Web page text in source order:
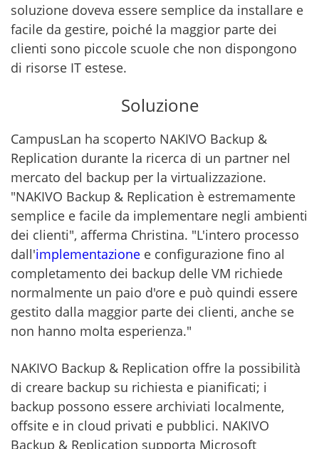
soluzione doveva essere semplice da installare e
facile da gestire, poiché la maggior parte dei
clienti sono piccole scuole che non dispongono
di risorse IT estese.
Soluzione
CampusLan ha scoperto NAKIVO Backup &
Replication durante la ricerca di un partner nel
mercato del backup per la virtualizzazione.
"NAKIVO Backup & Replication è estremamente
semplice e facile da implementare negli ambienti
dei clienti", afferma Christina. "L'intero processo
dall'implementazione e configurazione fino al
completamento dei backup delle VM richiede
normalmente un paio d'ore e può quindi essere
gestito dalla maggior parte dei clienti, anche se
non hanno molta esperienza."
NAKIVO Backup & Replication offre la possibilità
di creare backup su richiesta e pianificati; i
backup possono essere archiviati localmente,
offsite e in cloud privati e pubblici. NAKIVO
Backup & Replication supporta Microsoft